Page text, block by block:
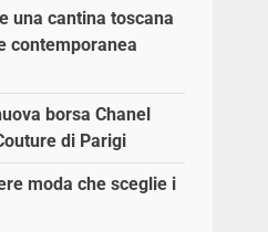
una cantina toscana
contemporanea
borsa Chanel
di Parigi
moda che sceglie i